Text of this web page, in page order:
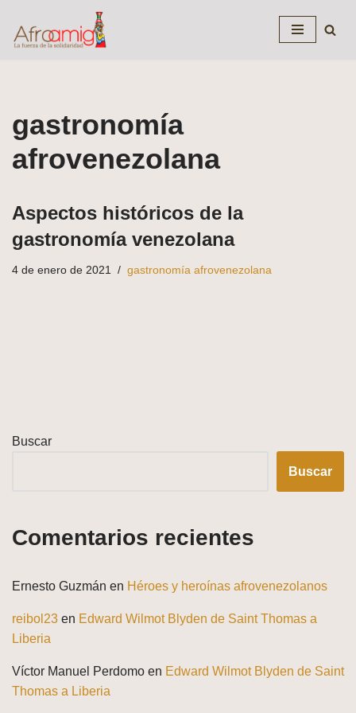
Saltar
gastronomía
afrovenezolana
Aspectos históricos de la
gastronomía venezolana
4 de enero de 2021 gastronomía afrovenezolana
Buscar
Buscar
Comentarios recientes
Ernesto Guzmán en Héroes y heroínas afrovenezolanos
reibol23 en Edward Wilmot Blyden de Saint Thomas a
Liberia
Víctor Manuel Perdomo en Edward Wilmot Blyden de Saint
Thomas a Liberia